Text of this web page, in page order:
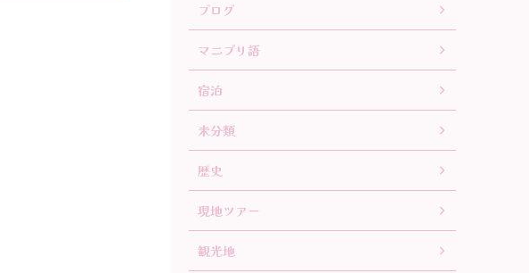
ブログ
マニプリ語
宿泊
未分類
歴史
現地ツアー
観光地